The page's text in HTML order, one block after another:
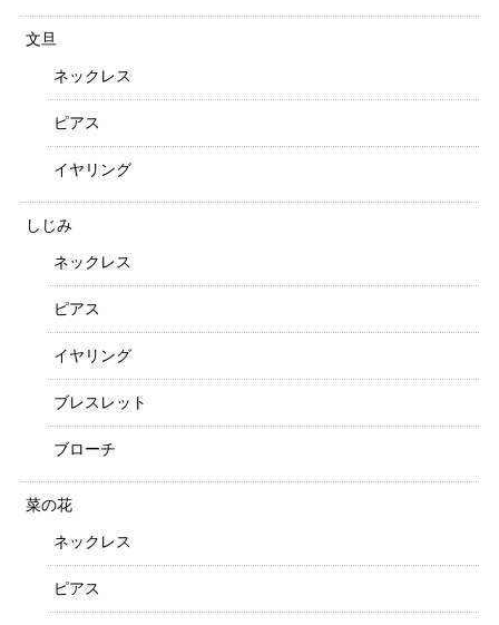
文旦
ネックレス
ピアス
イヤリング
しじみ
ネックレス
ピアス
イヤリング
ブレスレット
ブローチ
菜の花
ネックレス
ピアス